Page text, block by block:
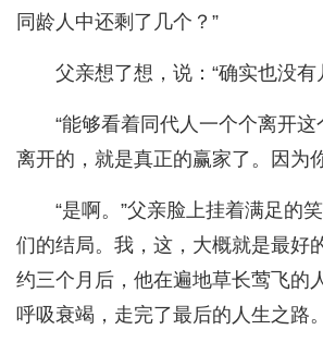
同龄人中还剩了几个？”
父亲想了想，说：“确实也没有
“能够看着同代人一个个离开
离开的，就是真正的赢家了。因为
“是啊。”父亲脸上挂着满足的
们的结局。我，这，大概就是最
约三个月后，他在遍地草长莺飞的
呼吸衰竭，走完了最后的人生之路。